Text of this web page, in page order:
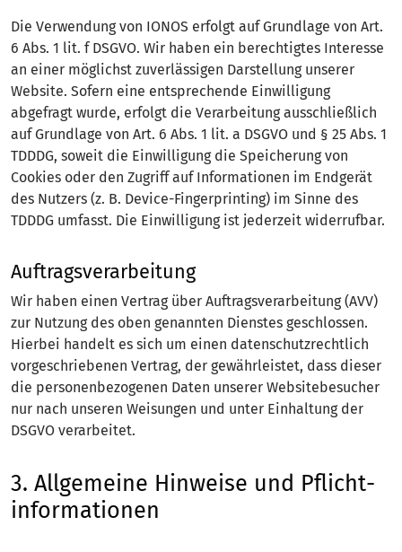
Die Verwendung von IONOS erfolgt auf Grundlage von Art.
6 Abs. 1 lit. f DSGVO. Wir haben ein berechtigtes Interesse
an einer möglichst zuverlässigen Darstellung unserer
Website. Sofern eine entsprechende Einwilligung
abgefragt wurde, erfolgt die Verarbeitung ausschließlich
auf Grundlage von Art. 6 Abs. 1 lit. a DSGVO und § 25 Abs. 1
TDDDG, soweit die Einwilligung die Speicherung von
Cookies oder den Zugriff auf Informationen im Endgerät
des Nutzers (z. B. Device-Fingerprinting) im Sinne des
TDDDG umfasst. Die Einwilligung ist jederzeit widerrufbar.
Auftragsverarbeitung
Wir haben einen Vertrag über Auftragsverarbeitung (AVV)
zur Nutzung des oben genannten Dienstes geschlossen.
Hierbei handelt es sich um einen datenschutzrechtlich
vorgeschriebenen Vertrag, der gewährleistet, dass dieser
die personenbezogenen Daten unserer Websitebesucher
nur nach unseren Weisungen und unter Einhaltung der
DSGVO verarbeitet.
3. Allgemeine Hinweise und Pflicht­
informationen